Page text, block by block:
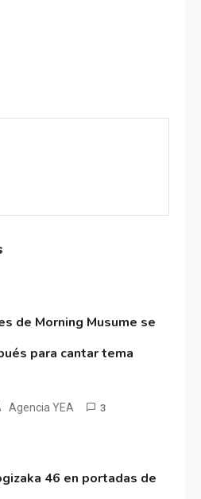
de Morning Musume se
para cantar tema
Agencia YEA 3
46 en portadas de